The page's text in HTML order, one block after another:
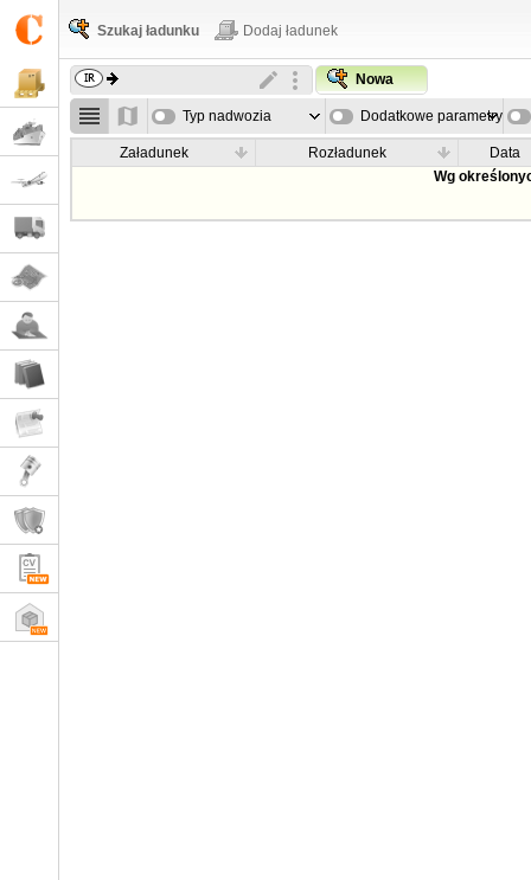
Szukaj ładunku Dodaj ładunek
Nowa
Typ nadwozia Dodatkowe parametry
Załadunek Rozładunek
Data
Wg